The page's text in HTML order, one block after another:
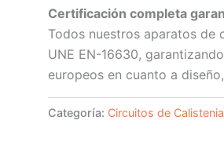
Certificación completa
Todos nuestros aparatos de
UNE EN-16630,
europeos en cuanto a
Categoría: Circuitos de Calistenia